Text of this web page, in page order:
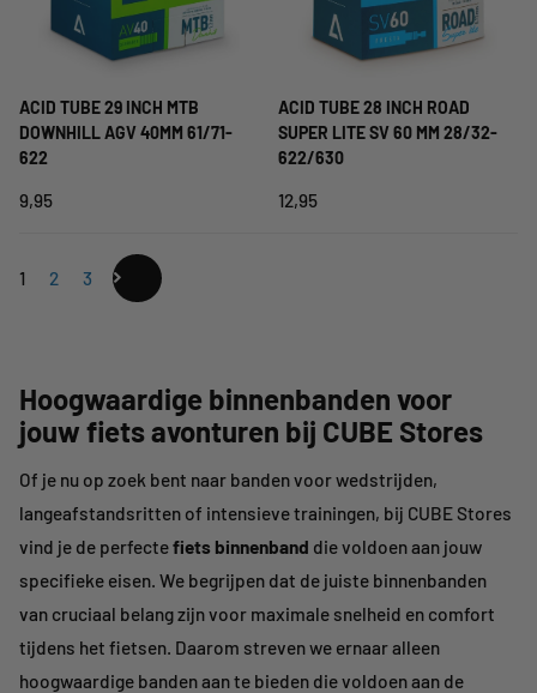
ACID TUBE 29 INCH MTB
DOWNHILL AGV 40MM 61/71-
622
9,95
ACID TUBE 28 INCH ROAD
SUPER LITE SV 60 MM 28/32-
622/630
12,95
1 2 3
Hoogwaardige binnenbanden voor
jouw fiets avonturen bij CUBE Stores
Of je nu op zoek bent naar banden voor wedstrijden,
langeafstandsritten of intensieve trainingen, bij CUBE Stores
vind je de perfectefiets binnenband die voldoen aan jouw
specifieke eisen. We begrijpen dat de juiste binnenbanden
van cruciaal belang zijn voor maximale snelheid en comfort
tijdens het fietsen. Daarom streven we ernaar alleen
hoogwaardige banden aan te bieden die voldoen aan de